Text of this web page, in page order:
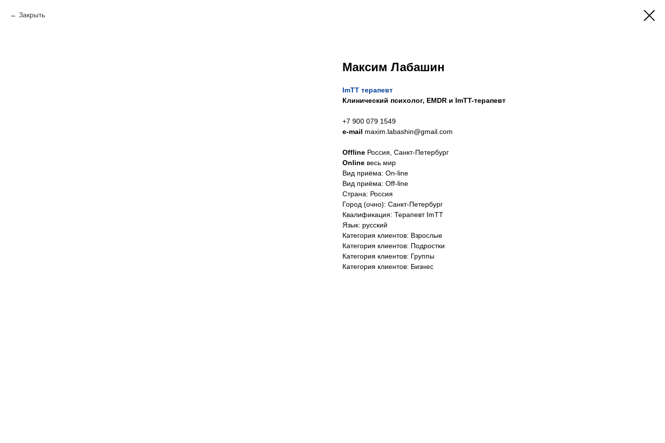
Закрыть
Максим Лабашин
ImTT терапевт
Клинический психолог, EMDR и ImTT-терапевт
+7 900 079 1549
e-mail maxim.labashin@gmail.com
Offline Россия, Санкт-Петербург
Online весь мир
Вид приёма: On-line
Вид приёма: Off-line
Страна: Россия
Город (очно): Санкт-Петербург
Квалификация: Терапевт ImTT
Язык: русский
Категория клиентов: Взрослые
Категория клиентов: Подростки
Категория клиентов: Группы
Категория клиентов: Бизнес